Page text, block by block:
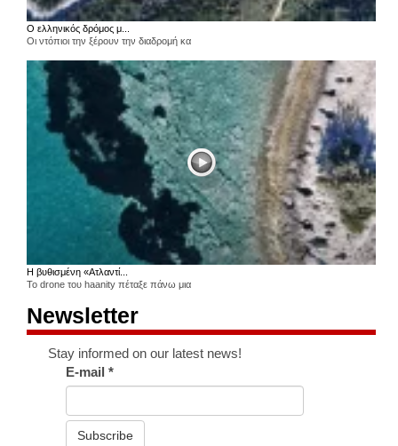
Ο ελληνικός δρόμος μ...
Οι ντόπιοι την ξέρουν την διαδρομή κα
Η βυθισμένη «Ατλαντί...
Το drone του haanity πέταξε πάνω μια
Newsletter
Stay informed on our latest news!
E-mail*
Subscribe